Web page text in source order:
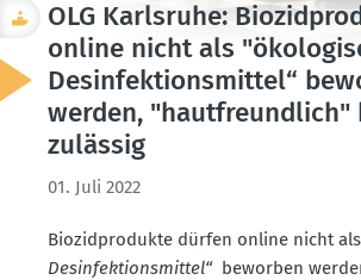
OLG Karlsruhe:
online nicht als
Desin­fek­ti­ons­mittel“
werden, "hautfreundlich"
zulässig
01. Juli 2022
Biozid­pro­dukte dürfen online nicht als
Desin­fek­ti­ons­mittel“beworben